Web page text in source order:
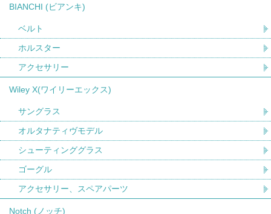
BIANCHI (ビアンキ)
ベルト
ホルスター
アクセサリー
Wiley X(ワイリーエックス)
サングラス
オルタナティヴモデル
シューティンググラス
ゴーグル
アクセサリー、スペアパーツ
Notch (ノッチ)